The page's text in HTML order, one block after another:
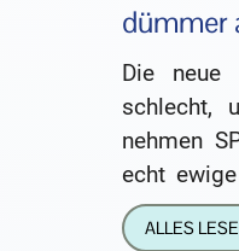
dümmer
Die neue
schlecht,
nehmen
echt
Die
ALLES